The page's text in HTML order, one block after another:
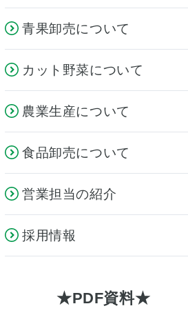
青果卸売について
カット野菜について
農業生産について
食品卸売について
営業担当の紹介
採用情報
PDF資料